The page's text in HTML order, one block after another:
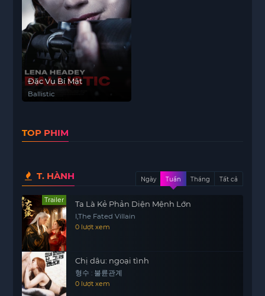
Đặc Vụ Bí Mật
Ballistic
TOP PHIM
T. HÀNH Ngày Tuần Tháng Tất cả
Trailer Ta Là Kẻ Phản Diện Mệnh Lớn
I,The Fated Villain
0 lượt xem
Chị dâu: ngoại tình
형수 : 불륜관계
0 lượt xem